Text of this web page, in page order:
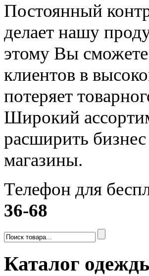
Постоянный
делает нашу
этому Вы сможете
клиентов в
потеряет
Широкий
расширить
магазины.
Телефон для
36-68
Каталог